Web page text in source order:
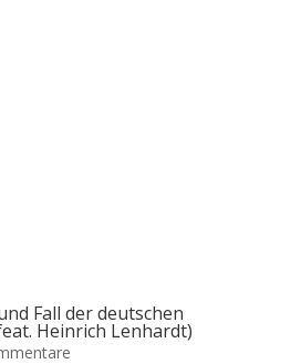
Fall der deutschen
Heinrich Lenhardt)